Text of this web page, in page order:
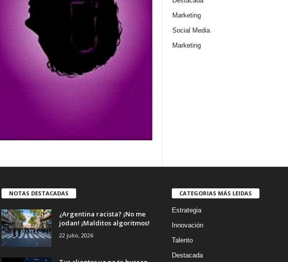
Marketing
Social Media
Marketing
NOTAS DESTACADAS
¿Argentina racista? ¡No me
jodan! ¡Malditos algoritmos!
22 julio, 2026
CATEGORIAS MÁS LEIDAS
Estrategia
Innovación
Talento
Destacada